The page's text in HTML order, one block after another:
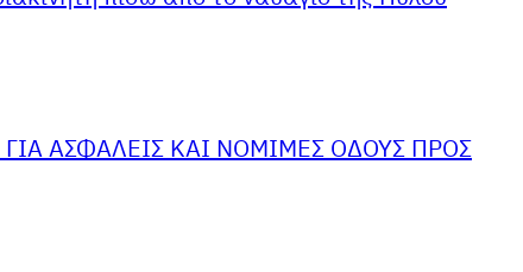
ΑΣΦΑΛΕΙΣ ΚΑΙ ΝΟΜΙΜΕΣ ΟΔΟΥΣ ΠΡΟΣ